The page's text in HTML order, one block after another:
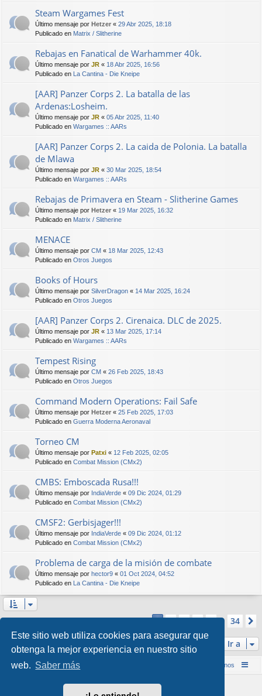
Este sitio web utiliza cookies para asegurar que
obtenga la mejor experiencia en nuestro sitio
web. Saber más
Steam Wargames Fest
Último mensaje por Hetzer « 29 Abr 2025, 18:18
Publicado en Matrix / Slitherine
Rebajas en Fanatical de Warhammer 40k.
Último mensaje por JR « 18 Abr 2025, 16:56
Publicado en La Cantina - Die Kneipe
[AAR] Panzer Corps 2. La batalla de las
Ardenas:Losheim.
Último mensaje por JR « 05 Abr 2025, 11:40
Publicado en Wargames :: AARs
[AAR] Panzer Corps 2. La caida de Polonia. La batalla
de Mlawa
Último mensaje por JR « 30 Mar 2025, 18:54
Publicado en Wargames :: AARs
Rebajas de Primavera en Steam - Slitherine Games
Último mensaje por Hetzer « 19 Mar 2025, 16:32
Publicado en Matrix / Slitherine
MENACE
Último mensaje por CM « 18 Mar 2025, 12:43
Publicado en Otros Juegos
Books of Hours
Último mensaje por SilverDragon « 14 Mar 2025, 16:24
Publicado en Otros Juegos
[AAR] Panzer Corps 2. Cirenaica. DLC de 2025.
Último mensaje por JR « 13 Mar 2025, 17:14
Publicado en Wargames :: AARs
Tempest Rising
Último mensaje por CM « 26 Feb 2025, 18:43
Publicado en Otros Juegos
Command Modern Operations: Fail Safe
Último mensaje por Hetzer « 25 Feb 2025, 17:03
Publicado en Guerra Moderna Aeronaval
Torneo CM
Último mensaje por Patxi « 12 Feb 2025, 02:05
Publicado en Combat Mission (CMx2)
CMBS: Emboscada Rusa!!!
Último mensaje por IndiaVerde « 09 Dic 2024, 01:29
Publicado en Combat Mission (CMx2)
CMSF2: Gerbisjager!!!
Último mensaje por IndiaVerde « 09 Dic 2024, 01:12
Publicado en Combat Mission (CMx2)
Problema de carga de la misión de combate
Último mensaje por hector9 « 01 Oct 2024, 04:52
Publicado en La Cantina - Die Kneipe
Página1de34
1 2 3 4 5 … 34
Ir a
Inicio (Web) Foro Punta de Lanza Wargames Contáctenos
Desarrollado porphpBB® Forum Software © phpBB Limited